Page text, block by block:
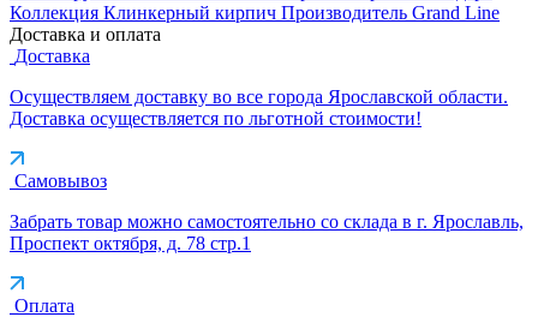
Коллекция Клинкерный кирпич Производитель Grand Line
Доставка и оплата
Доставка
Осуществляем доставку во все города Ярославской области.
Доставка осуществляется по льготной стоимости!
Самовывоз
Забрать товар можно самостоятельно со склада в г. Ярославль,
Проспект октября, д. 78 стр.1
Оплата